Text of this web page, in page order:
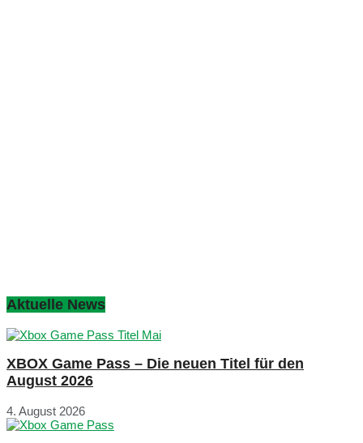
Aktuelle News
XBOX Game Pass – Die neuen Titel für den
August 2026
4. August 2026